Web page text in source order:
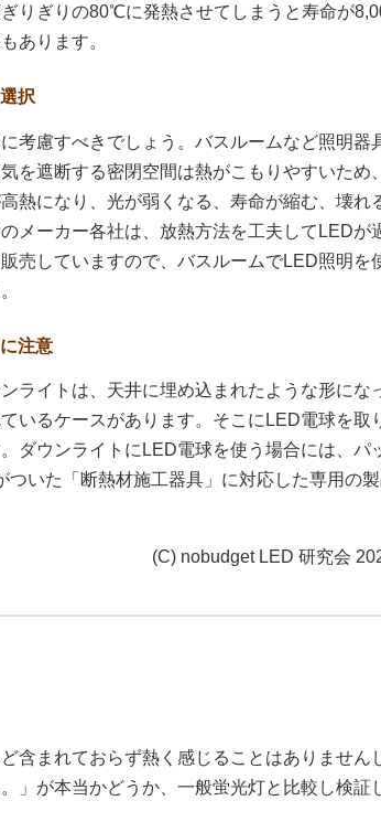
りぎりの80℃に発熱させてしまうと寿命が
あります。
択
考慮すべきでしょう。バスルームなど照明器
を遮断する密閉空間は熱がこもりやすいため
熱になり、光が弱くなる、寿命が縮む、壊れ
メーカー各社は、放熱方法を工夫してLEDが
売していますので、バスルームでLED照明を
注意
ライトは、天井に埋め込まれたような形にな
いるケースがあります。そこにLED電球を取
ダウンライトにLED電球を使う場合には、パ
いた「断熱材施工器具」に対応した専用の
(C) nobudget LED 研究会
含まれておらず熱く感じることはありません
」が本当かどうか、一般蛍光灯と比較し検証